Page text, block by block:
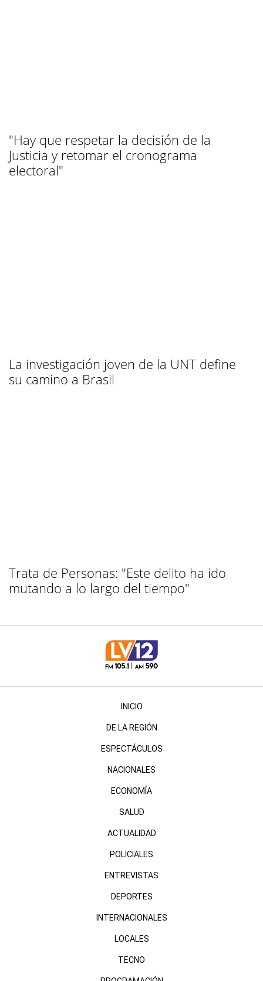
"Hay que respetar la decisión de la
Justicia y retomar el cronograma
electoral"
La investigación joven de la UNT define
su camino a Brasil
Trata de Personas: "Este delito ha ido
mutando a lo largo del tiempo"
INICIO
DE LA REGIÓN
ESPECTÁCULOS
NACIONALES
ECONOMÍA
SALUD
ACTUALIDAD
POLICIALES
ENTREVISTAS
DEPORTES
INTERNACIONALES
LOCALES
TECNO